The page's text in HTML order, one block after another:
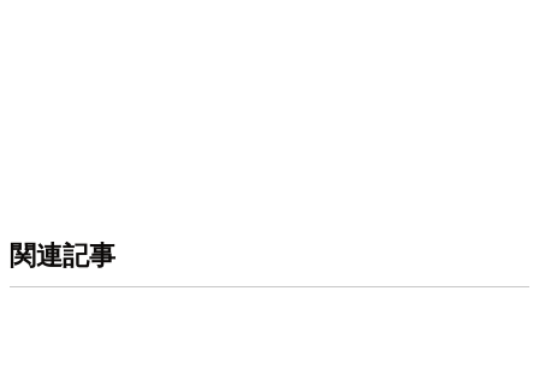
関連記事